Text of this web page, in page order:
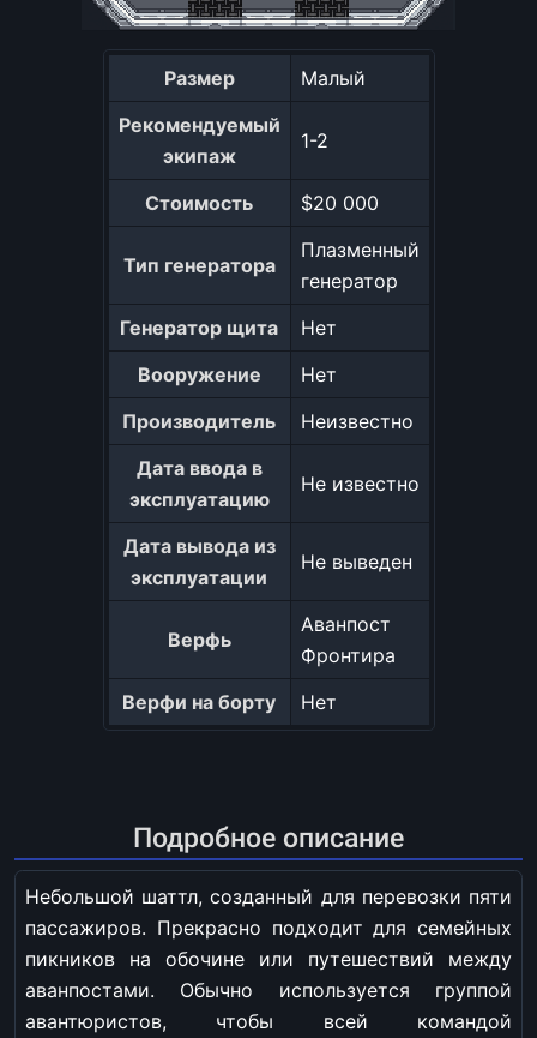
Размер
Малый
Рекомендуемый
экипаж
1-2
Стоимость $20 000
Тип генератора
Плазменный
генератор
Генератор щита
Нет
Вооружение
Нет
Производитель
Неизвестно
Дата ввода в
эксплуатацию
Не известно
Дата вывода из
эксплуатации
Не выведен
Верфь
Аванпост
Фронтира
Верфи на борту
Нет
Подробное описание
Небольшой шаттл, созданный для перевозки пяти
пассажиров. Прекрасно подходит для семейных
пикников на обочине или путешествий между
аванпостами. Обычно используется группой
авантюристов, чтобы всей командой